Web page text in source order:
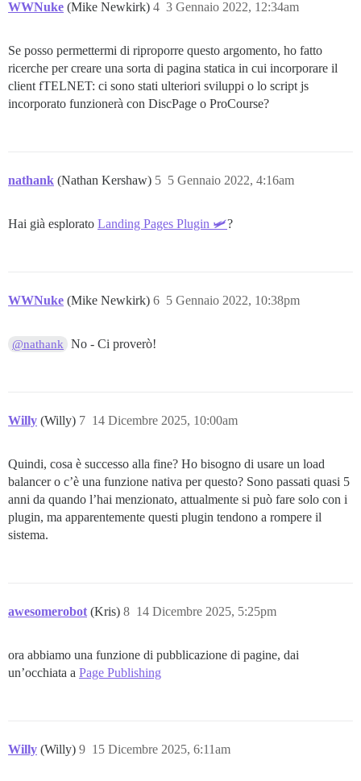
WWNuke (Mike Newkirk) 3 Gennaio 2022, 12:34am
4
Se posso permettermi di riproporre questo argomento, ho fatto
ricerche per creare una sorta di pagina statica in cui incorporare il
client fTELNET: ci sono stati ulteriori sviluppi o lo script js
incorporato funzionerà con DiscPage o ProCourse?
nathank (Nathan Kershaw) 5 Gennaio 2022, 4:16am
5
Hai già esplorato Landing Pages Plugin 🛩?
WWNuke (Mike Newkirk) 5 Gennaio 2022, 10:38pm
6
@nathank No - Ci proverò!
Willy (Willy) 14 Dicembre 2025, 10:00am
7
Quindi, cosa è successo alla fine? Ho bisogno di usare un load
balancer o c’è una funzione nativa per questo? Sono passati quasi 5
anni da quando l’hai menzionato, attualmente si può fare solo con i
plugin, ma apparentemente questi plugin tendono a rompere il
sistema.
awesomerobot (Kris) 14 Dicembre 2025, 5:25pm
8
ora abbiamo una funzione di pubblicazione di pagine, dai
un’occhiata a Page Publishing
Willy (Willy) 15 Dicembre 2025, 6:11am
9